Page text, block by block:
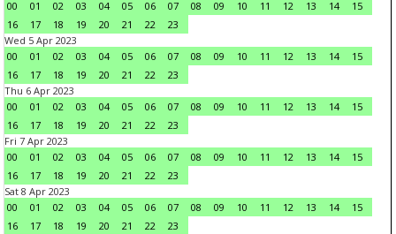
00
01 02 03 04 05 06 07 08 09 10 11 12 13 14
15
16
17 18 19 20 21 22
23
Wed 5 Apr 2023
00
01 02 03 04 05 06 07 08 09 10 11 12 13 14
15
16
17 18 19 20 21 22
23
Thu 6 Apr 2023
00
01 02 03 04 05 06 07 08 09 10 11 12 13 14
15
16
17 18 19 20 21 22
23
Fri 7 Apr 2023
00
01 02 03 04 05 06 07 08 09 10 11 12 13 14
15
16
17 18 19 20 21 22
23
Sat 8 Apr 2023
00
01 02 03 04 05 06 07 08 09 10 11 12 13 14
15
16
17 18 19 20 21 22
23